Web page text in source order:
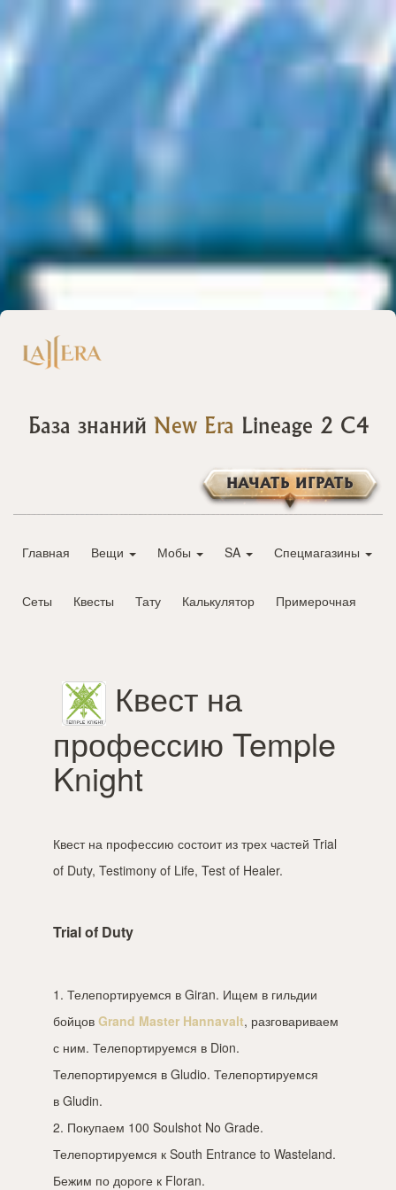
База знаний New Era Lineage 2 C4
НАЧАТЬ ИГРАТЬ
Главная Вещи Мобы SA Спецмагазины
Сеты Квесты Тату Калькулятор Примерочная
Квест на
профессию Temple
Knight
Квест на профессию состоит из трех частей Trial
of Duty, Testimony of Life, Test of Healer.
Trial of Duty
1. Телепортируемся в Giran. Ищем в гильдии
бойцов Grand Master Hannavalt, разговариваем
с ним. Телепортируемся в Dion.
Телепортируемся в Gludio. Телепортируемся
в Gludin.
2. Покупаем 100 Soulshot No Grade.
Телепортируемся к South Entrance to Wasteland.
Бежим по дороге к Floran.